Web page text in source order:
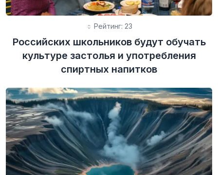
Рейтинг: 23
Российских школьников будут обучать
культуре застолья и употребления
спиртных напитков